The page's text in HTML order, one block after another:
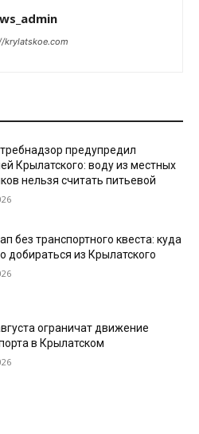
krylatskoe.com
предупредил
Крылатского: воду из местных
нельзя считать питьевой
без транспортного квеста: куда
добираться из Крылатского
ограничат движение
в Крылатском